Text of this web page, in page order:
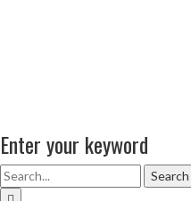
Enter your keyword
Search